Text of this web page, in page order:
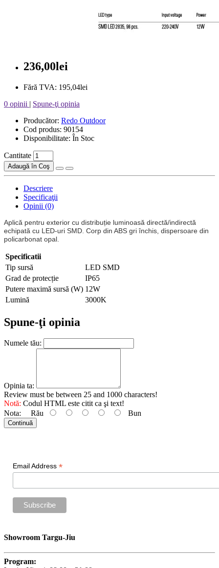
236,00lei
Fără TVA: 195,04lei
0 opinii | Spune-ţi opinia
Producător: Redo Outdoor
Cod produs: 90154
Disponibilitate: În Stoc
Cantitate
Adaugă în Coş
Descriere
Specificaţii
Opinii (0)
Aplică pentru exterior cu distribuție luminoasă directă/indirectă
echipată cu LED-uri SMD. Corp din ABS gri închis, dispersoare din
policarbonat opal.
Specificatii
Tip sursă
LED SMD
Grad de protecție
IP65
Putere maximă sursă (W) 12W
Lumină
3000K
Spune-ţi opinia
Numele tău:
Opinia ta:
Review must be between 25 and 1000 characters!
Notă: Codul HTML este citit ca şi text!
Nota:
Rău Bun
Continuă
Email Address *
Showroom Targu-Jiu
Program: